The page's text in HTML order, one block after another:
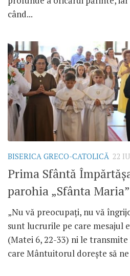
când...
BISERICA GRECO-CATOLICĂ 22
Prima Sfântă
parohia „Sfânta
„Nu vă preocupați, nu vă
sunt lucrurile pe care mesajul
(Matei 6, 22-33) ni le
care Mântuitorul dorește să